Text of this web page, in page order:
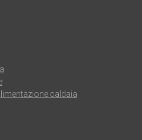
caldaia